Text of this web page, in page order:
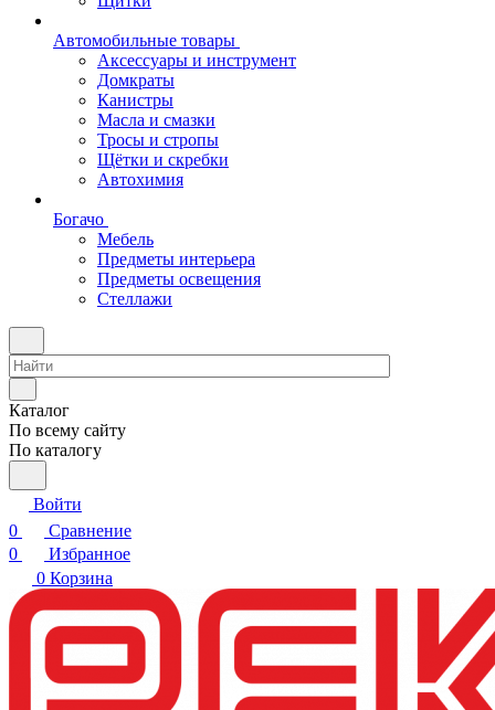
Автомобильные товары
Аксессуары и инструмент
Домкраты
Канистры
Масла и смазки
Тросы и стропы
Щётки и скребки
Автохимия
Богачо
Мебель
Предметы интерьера
Предметы освещения
Стеллажи
Каталог
По всему сайту
По каталогу
Войти
0
Сравнение
0
Избранное
0 Корзина